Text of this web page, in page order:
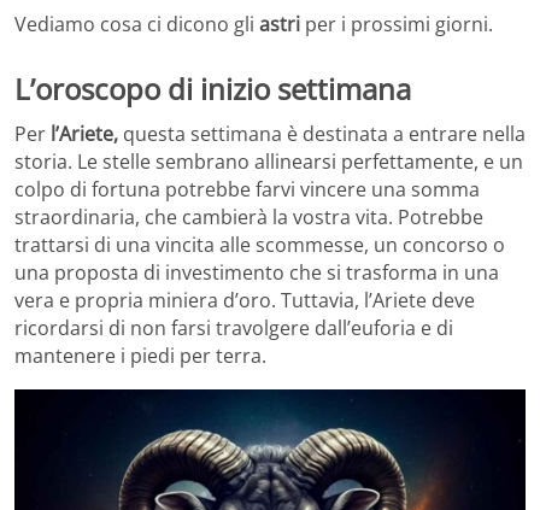
Vediamo cosa ci dicono gli astri per i prossimi giorni.
L’oroscopo di inizio settimana
Per l’Ariete, questa settimana è destinata a entrare nella
storia. Le stelle sembrano allinearsi perfettamente, e un
colpo di fortuna potrebbe farvi vincere una somma
straordinaria, che cambierà la vostra vita. Potrebbe
trattarsi di una vincita alle scommesse, un concorso o
una proposta di investimento che si trasforma in una
vera e propria miniera d’oro. Tuttavia, l’Ariete deve
ricordarsi di non farsi travolgere dall’euforia e di
mantenere i piedi per terra.